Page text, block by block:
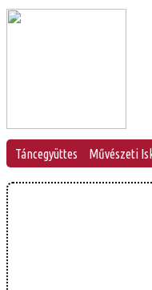
Táncegyüttes Művészeti